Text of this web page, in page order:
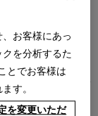
クロームF
1人掛
お客様にあっ
を分析するた
とでお客様は
す。
を変更いただ